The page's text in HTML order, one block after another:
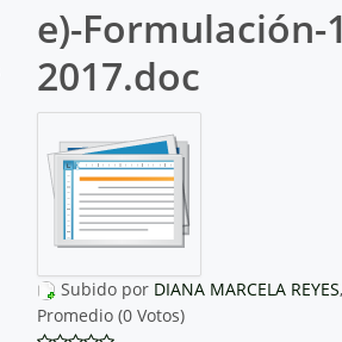
e)-Formulación-
2017.doc
Subido por DIANA MARCELA REYES
Promedio (0 Votos)